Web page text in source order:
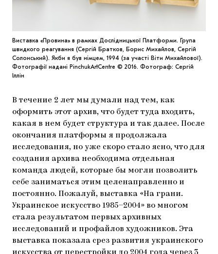
Виставка «Провина» в рамках Дослідницької Платформи. Група
швидкого реагування (Сергій Братков, Борис Михайлов, Сергій
Солонський). Якби я був німцем, 1994 (за участі Віти Михайлової).
Фотографії надані PinchukArtCentre © 2016. Фотограф: Сергій
Іллін
В течение 2 лет мы думали над тем, как
оформить этот архив, что будет туда входить,
какая в нем будет структура и так далее. После
окончания платформы я продолжала
исследования, но уже скоро стало ясно, что для
создания архива необходима отдельная
команда людей, которые бы могли позволить
себе заниматься этим целенаправленно и
постоянно. Пожалуй, выставка «На грани.
Украинское искусство 1985–2004» во многом
стала результатом первых архивных
исследований и профайлов художников. Эта
выставка показала срез развития украинского